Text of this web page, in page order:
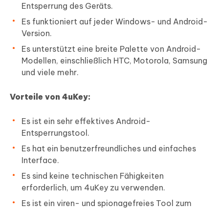
Entsperrung des Geräts.
Es funktioniert auf jeder Windows- und Android-
Version.
Es unterstützt eine breite Palette von Android-
Modellen, einschließlich HTC, Motorola, Samsung
und viele mehr.
Vorteile von 4uKey:
Es ist ein sehr effektives Android-
Entsperrungstool.
Es hat ein benutzerfreundliches und einfaches
Interface.
Es sind keine technischen Fähigkeiten
erforderlich, um 4uKey zu verwenden.
Es ist ein viren- und spionagefreies Tool zum